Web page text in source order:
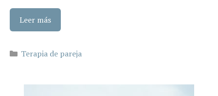
Leer más
Categorías
Terapia de pareja